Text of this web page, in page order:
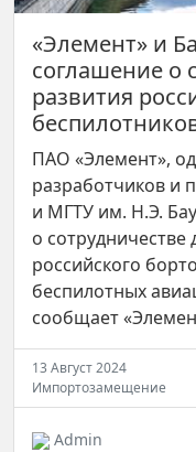
«Элемент» и
соглашение о
развития
ПАО «Элемент»,
разработчиков и
и МГТУ им. Н.Э.
о сотрудничестве
российского
беспилотных
сообщает
13 Август 2024
Импортозамещение
Admin